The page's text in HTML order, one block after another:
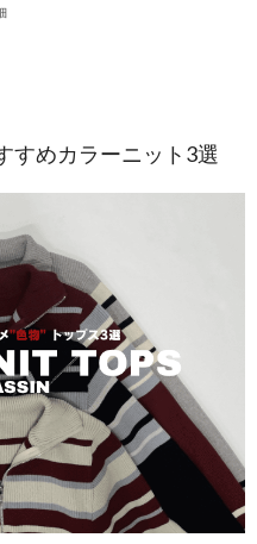
すめカラーニット3選